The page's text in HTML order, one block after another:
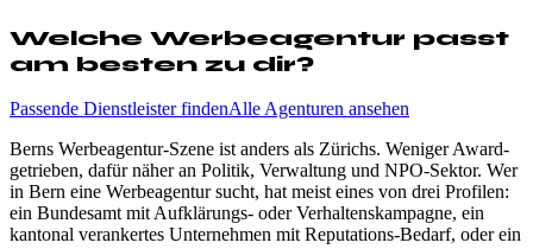
Welche Werbeagentur passt
am besten zu dir?
Passende Dienstleister findenAlle Agenturen ansehen
Berns Werbeagentur-Szene ist anders als Zürichs. Weniger Award-
getrieben, dafür näher an Politik, Verwaltung und NPO-Sektor. Wer
in Bern eine Werbeagentur sucht, hat meist eines von drei Profilen:
ein Bundesamt mit Aufklärungs- oder Verhaltenskampagne, ein
kantonal verankertes Unternehmen mit Reputations-Bedarf, oder ein